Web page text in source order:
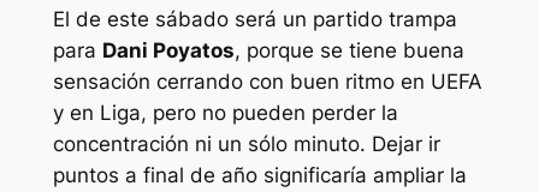
El de este sábado será un partido trampa
para Dani Poyatos, porque se tiene buena
sensación cerrando con buen ritmo en UEFA
y en Liga, pero no pueden perder la
concentración ni un sólo minuto. Dejar ir
puntos a final de año significaría ampliar la